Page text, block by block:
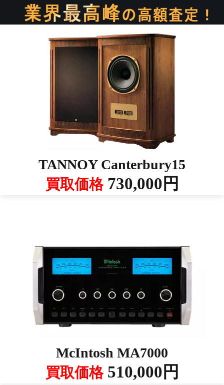
TANNOY Canterbury15
買取価格730,000円
McIntosh MA7000
買取価格510,000円